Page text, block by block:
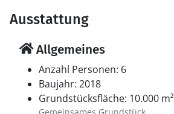
Ausstattung
Allgemeines
Anzahl Personen: 6
Baujahr: 2018
Grundstücksfläche: 10.000 m²